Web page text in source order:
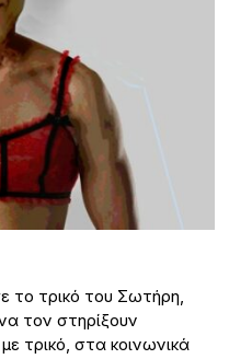
τρικό του Σωτήρη,
τον στηρίξουν
τρικό, στα κοινωνικά